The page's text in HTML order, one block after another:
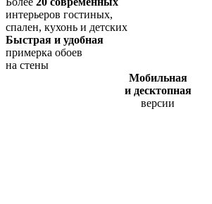
интерьеров гостиных,
спален, кухонь и детских
Быстрая и удобная
примерка обоев
на стены
Мобильная
и десктопная
версии